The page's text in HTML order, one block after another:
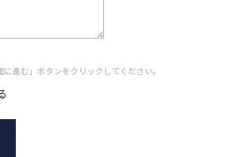
進む」ボタンをクリックしてください。